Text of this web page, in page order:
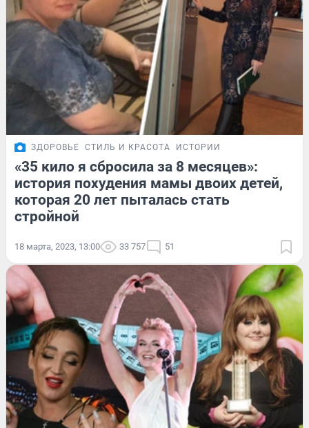
ЗДОРОВЬЕ СТИЛЬ И КРАСОТА ИСТОРИИ
«35 кило я сбросила за 8 месяцев»:
история похудения мамы двоих детей,
которая 20 лет пыталась стать
стройной
18 марта, 2023, 13:00 33 757 51